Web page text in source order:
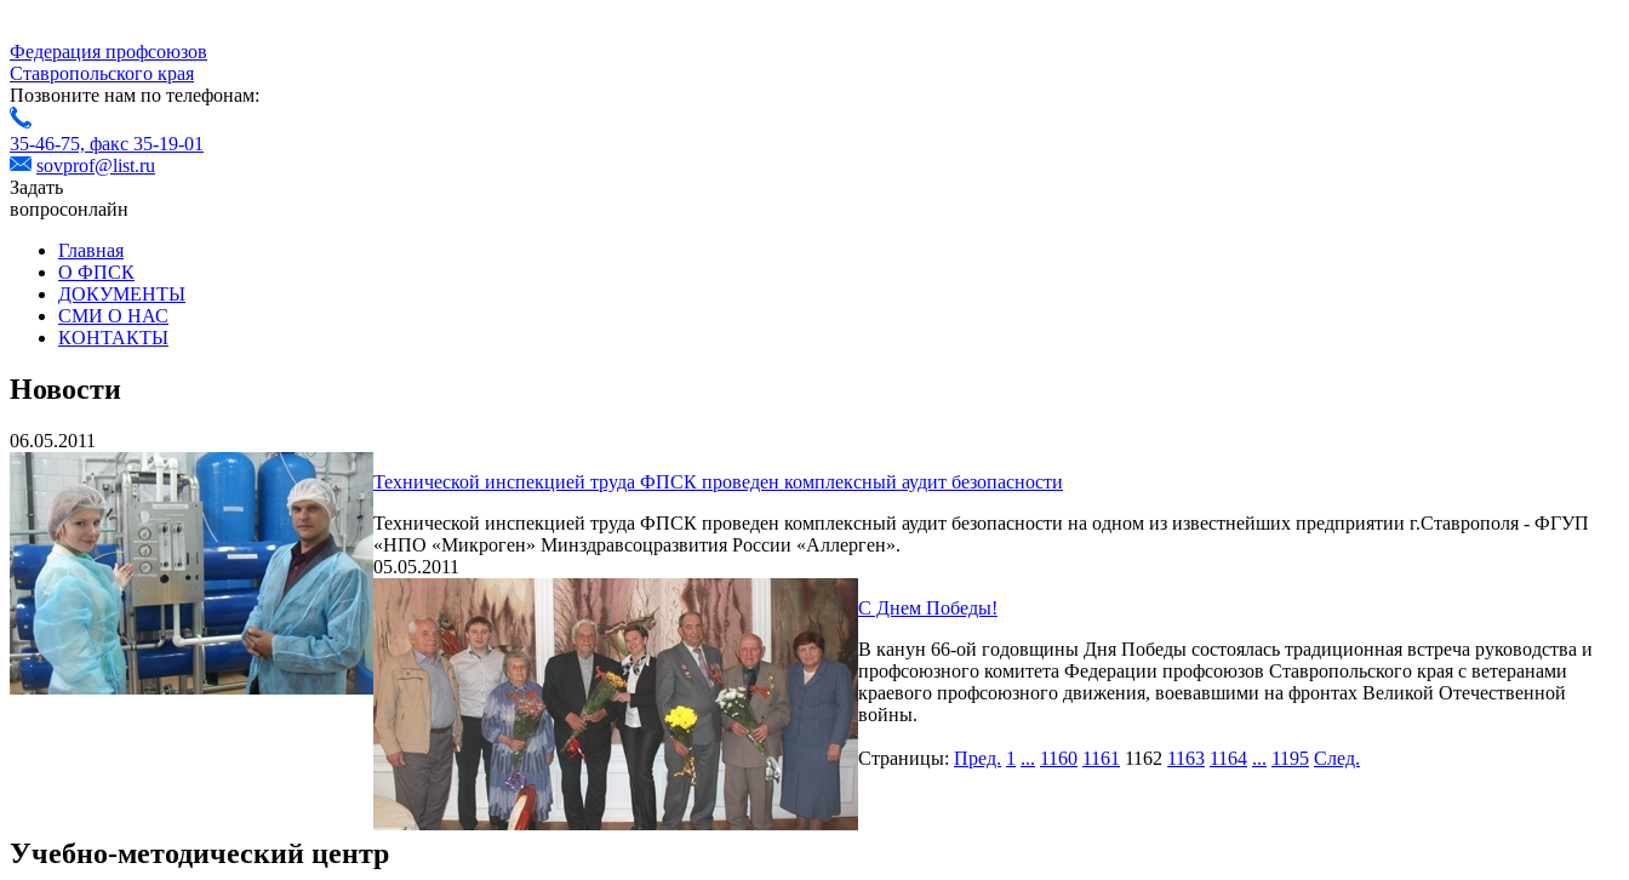
Федерация профсоюзов
Ставропольского края
Позвоните нам по телефонам:
35-46-75, факс 35-19-01
sovprof@list.ru
Задать
вопросонлайн
Главная
О ФПСК
ДОКУМЕНТЫ
СМИ О НАС
КОНТАКТЫ
Новости
06.05.2011
Технической инспекцией труда ФПСК проведен комплексный аудит безопасности
Технической инспекцией труда ФПСК проведен комплексный аудит безопасности на одном из известнейших предприятии г.Ставрополя - ФГУП
«НПО «Микроген» Минздравсоцразвития России «Аллерген».
05.05.2011
С Днем Победы!
В канун 66-ой годовщины Дня Победы состоялась традиционная встреча руководства и
профсоюзного комитета Федерации профсоюзов Ставропольского края с ветеранами
краевого профсоюзного движения, воевавшими на фронтах Великой Отечественной
войны.
Страницы: Пред. 1 ... 1160 1161 1162 1163 1164 ... 1195 След.
Учебно-методический центр